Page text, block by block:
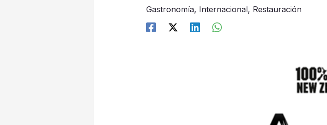
Gastronomía, Internacional, Restauración